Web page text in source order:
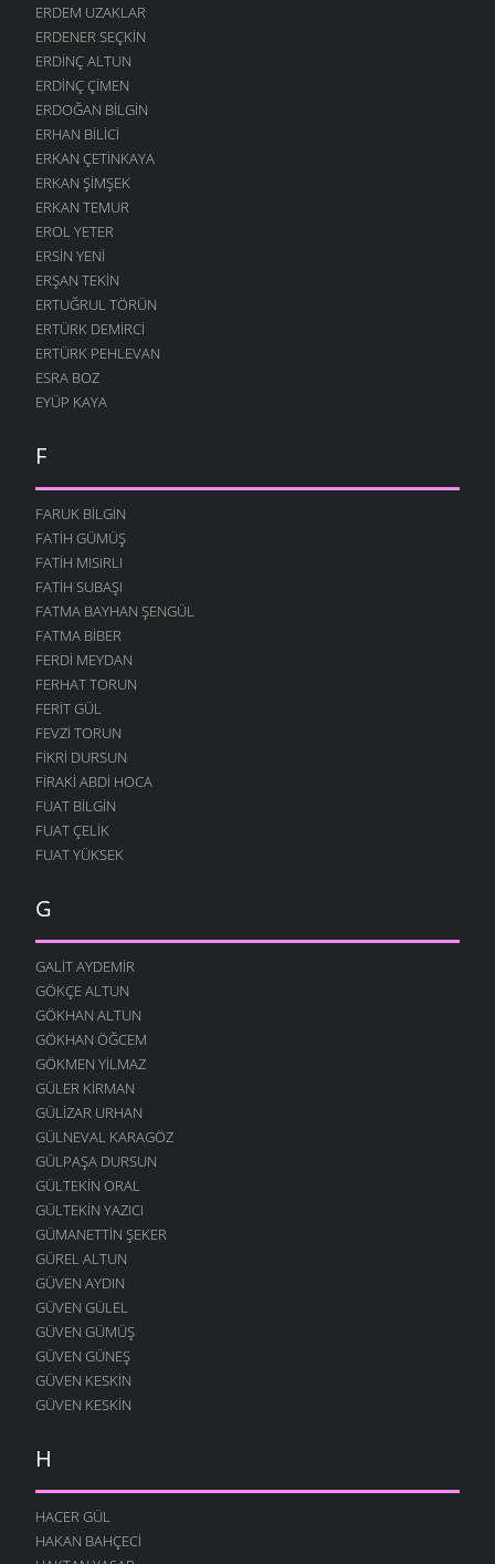
ERDEM UZAKLAR
ERDENER SEÇKIN
ERDINÇ ALTUN
ERDINÇ ÇIMEN
ERDOĞAN BILGIN
ERHAN BILICI
ERKAN ÇETINKAYA
ERKAN ŞIMŞEK
ERKAN TEMUR
EROL YETER
ERSIN YENI
ERŞAN TEKIN
ERTUĞRUL TÖRÜN
ERTÜRK DEMIRCI
ERTÜRK PEHLEVAN
ESRA BOZ
EYÜP KAYA
F
FARUK BILGIN
FATIH GÜMÜŞ
FATIH MISIRLI
FATIH SUBAŞI
FATMA BAYHAN ŞENGÜL
FATMA BIBER
FERDI MEYDAN
FERHAT TORUN
FERIT GÜL
FEVZI TORUN
FIKRI DURSUN
FIRAKI ABDI HOCA
FUAT BILGIN
FUAT ÇELIK
FUAT YÜKSEK
G
GALIT AYDEMIR
GÖKÇE ALTUN
GÖKHAN ALTUN
GÖKHAN ÖĞCEM
GÖKMEN YILMAZ
GÜLER KIRMAN
GÜLIZAR URHAN
GÜLNEVAL KARAGÖZ
GÜLPAŞA DURSUN
GÜLTEKIN ORAL
GÜLTEKIN YAZICI
GÜMANETTIN ŞEKER
GÜREL ALTUN
GÜVEN AYDIN
GÜVEN GÜLEL
GÜVEN GÜMÜŞ
GÜVEN GÜNEŞ
GÜVEN KESKIN
GÜVEN KESKIN
H
HACER GÜL
HAKAN BAHÇECI